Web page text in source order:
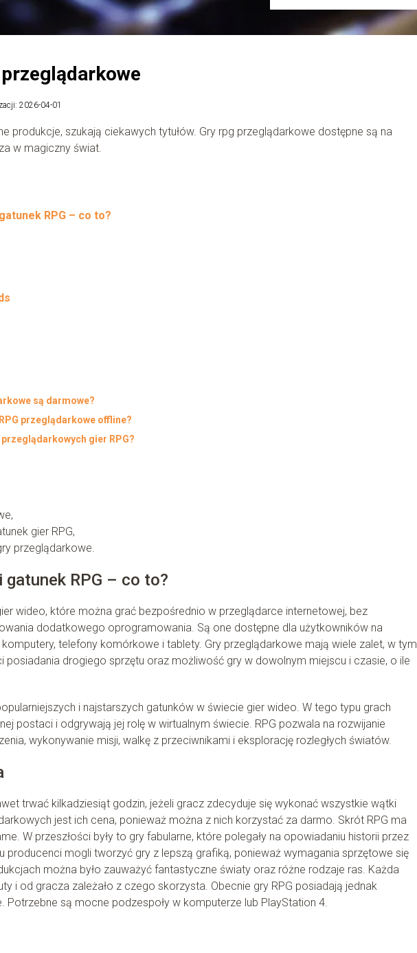
2026-04-01
produkcje, szukają ciekawych tytułów. Gry rpg przeglądarkowe dostępne są na
w magiczny świat.
RPG – co to?
są darmowe?
przeglądarkowe offline?
gier RPG?
gier RPG,
przeglądarkowe.
gatunek RPG – co to?
wideo, które można grać bezpośrednio w przeglądarce internetowej, bez
dodatkowego oprogramowania. Są one dostępne dla użytkowników na
telefony komórkowe i tablety. Gry przeglądarkowe mają wiele zalet, w tym
posiadania drogiego sprzętu oraz możliwość gry w dowolnym miejscu i czasie, o ile
i najstarszych gatunków w świecie gier wideo. W tego typu grach
postaci i odgrywają jej rolę w wirtualnym świecie. RPG pozwala na rozwijanie
wykonywanie misji, walkę z przeciwnikami i eksplorację rozległych światów.
trwać kilkadziesiąt godzin, jeżeli gracz zdecyduje się wykonać wszystkie wątki
jest ich cena, ponieważ można z nich korzystać za darmo. Skrót RPG ma
W przeszłości były to gry fabularne, które polegały na opowiadaniu historii przez
producenci mogli tworzyć gry z lepszą grafiką, ponieważ wymagania sprzętowe się
można było zauważyć fantastyczne światy oraz różne rodzaje ras. Każda
i od gracza zależało z czego skorzysta. Obecnie gry RPG posiadają jednak
Potrzebne są mocne podzespoły w komputerze lub PlayStation 4.